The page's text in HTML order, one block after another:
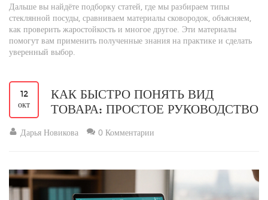
Дальше вы найдёте подборку статей, где мы разбираем типы
стеклянной посуды, сравниваем материалы сковородок, объясняем,
как проверить жаростойкость и многое другое. Эти материалы
помогут вам применить полученные знания на практике и сделать
уверенный выбор.
12
окт
КАК БЫСТРО ПОНЯТЬ ВИД
ТОВАРА: ПРОСТОЕ РУКОВОДСТВО
Дарья Новикова 0 Комментарии